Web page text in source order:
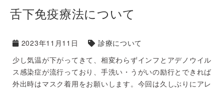
舌下免疫療法について
2023年11月11日
診療について
少し気温が下がってきて、相変わらずインフとアデノウイル
ス感染症が流行っており、手洗い・うがいの励行とできれば
外出時はマスク着用をお願いします。今回は久しぶりにアレ